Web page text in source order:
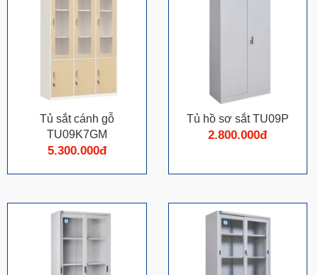
Tủ sắt cánh gỗ
TU09K7GM
5.300.000đ
Tủ hồ sơ sắt TU09P
2.800.000đ